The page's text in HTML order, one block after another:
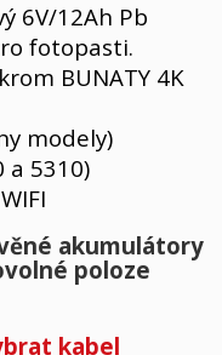
6V/12Ah Pb
fotopasti.
BUNATY 4K
modely)
a 5310)
akumulátory
poloze
kabel